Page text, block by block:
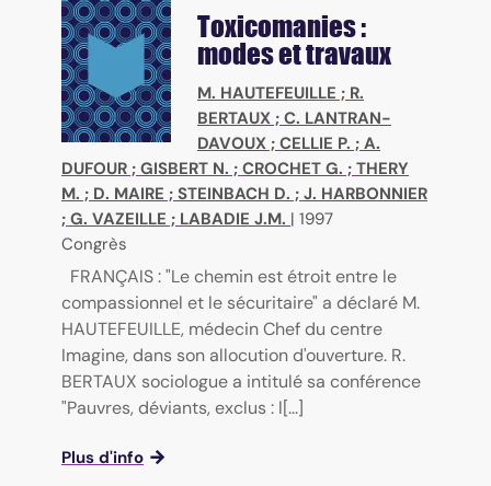
Toxicomanies :
modes et travaux
M. HAUTEFEUILLE ; R.
BERTAUX ; C. LANTRAN-
DAVOUX ; CELLIE P. ; A.
DUFOUR ; GISBERT N. ; CROCHET G. ; THERY
M. ; D. MAIRE ; STEINBACH D. ; J. HARBONNIER
; G. VAZEILLE ; LABADIE J.M. | 1997
Congrès
FRANÇAIS : "Le chemin est étroit entre le
compassionnel et le sécuritaire" a déclaré M.
HAUTEFEUILLE, médecin Chef du centre
Imagine, dans son allocution d'ouverture. R.
BERTAUX sociologue a intitulé sa conférence
"Pauvres, déviants, exclus : l[...]
Plus d'info